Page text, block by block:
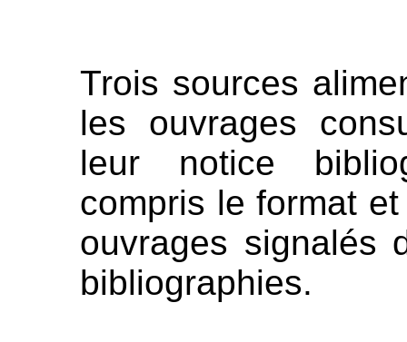
Trois sources
les ouvrages
leur notice
compris le format
ouvrages signalés
bibliographies.